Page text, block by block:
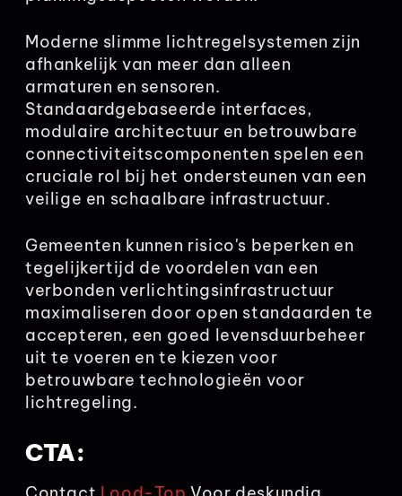
Moderne slimme lichtregelsystemen zijn
afhankelijk van meer dan alleen
armaturen en sensoren.
Standaardgebaseerde interfaces,
modulaire architectuur en betrouwbare
connectiviteitscomponenten spelen een
cruciale rol bij het ondersteunen van een
veilige en schaalbare infrastructuur.
Gemeenten kunnen risico's beperken en
tegelijkertijd de voordelen van een
verbonden verlichtingsinfrastructuur
maximaliseren door open standaarden te
accepteren, een goed levensduurbeheer
uit te voeren en te kiezen voor
betrouwbare technologieën voor
lichtregeling.
CTA: